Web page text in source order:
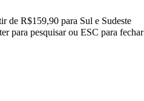
de R$159,90 para Sul e Sudeste
para pesquisar ou ESC para fechar